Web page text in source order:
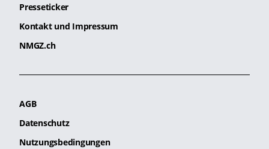
Presseticker
Kontakt und Impressum
NMGZ.ch
AGB
Datenschutz
Nutzungsbedingungen